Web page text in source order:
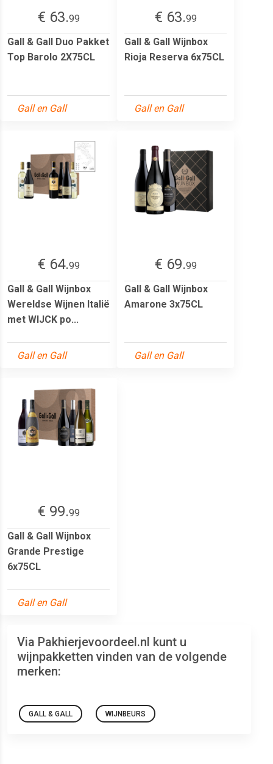
€ 63.99
Gall & Gall Duo Pakket
Top Barolo 2X75CL
Gall en Gall
€ 63.99
Gall & Gall Wijnbox
Rioja Reserva 6x75CL
Gall en Gall
€ 64.99
Gall & Gall Wijnbox
Wereldse Wijnen Italië
met WIJCK po...
Gall en Gall
€ 69.99
Gall & Gall Wijnbox
Amarone 3x75CL
Gall en Gall
€ 99.99
Gall & Gall Wijnbox
Grande Prestige
6x75CL
Gall en Gall
Via Pakhierjevoordeel.nl kunt u
wijnpakketten vinden van de volgende
merken:
GALL & GALL WIJNBEURS